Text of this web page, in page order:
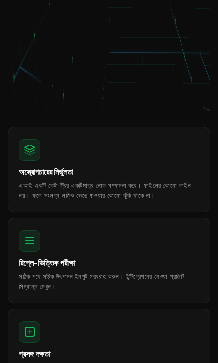
অস্ত্রোপচারের নির্ভুলতা
এআই একটি ডেটা ট্রির একটিমাত্র নোড সম্পাদনা করে। ফাইলের কোনো লাইন
নয়। ফলে সংলগ্ন লজিক ভেঙে যাওয়ার কোনো ঝুঁকি থাকে না।
রিপ্লে-ভিত্তিক পরীক্ষা
সঠিক পথে সঠিক উৎপাদন ইনপুট সরবরাহ করুন। ইন্টিগ্রেশনের নেওয়া প্রতিটি
সিদ্ধান্ত দেখুন।
প্রসঙ্গ দক্ষতা